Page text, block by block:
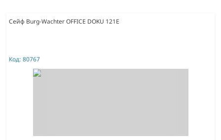
Сейф Burg-Wachter OFFICE DOKU 121E
Код: 80767